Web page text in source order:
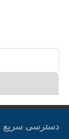
دسترسی سریع